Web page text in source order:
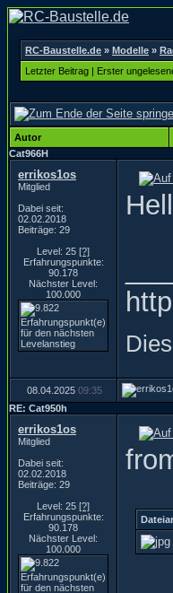
RC-Baustelle.de » Modelle »
Letzter Beitrag | Erster
Autor
Cat966H
errikos1os
Mitglied
Dabei seit:
02.02.2018
Beiträge: 29
Level: 25 [?]
Erfahrungspunkte:
90.178
Nächster Level:
100.000
08.04.2025 09:35
RE: Cat950h
errikos1os
Mitglied
Dabei seit:
02.02.2018
Beiträge: 29
Level: 25 [?]
Erfahrungspunkte:
90.178
Nächster Level:
100.000